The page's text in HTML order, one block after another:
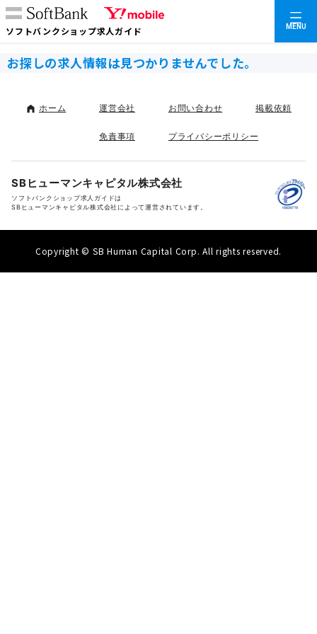
ソフトバンクショップ求人ガイド MENU
お探しの求人情報は見つかりませんでした。
ホーム 運営会社 お問い合わせ 掲載依頼
免責事項 プライバシーポリシー
SBヒューマンキャピタル株式会社
ソフトバンクショップ求人ガイドは
SBヒューマンキャピタル株式会社によって運営されています。
Copyright © SB Human Capital Corp. All rights reserved.